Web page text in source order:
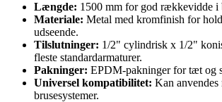
Længde: 1500 mm for god rækkevidde i
Materiale: Metal med kromfinish for
udseende.
Tilslutninger: 1/2" cylindrisk x 1/2"
fleste standardarmaturer.
Pakninger: EPDM-pakninger for tæt og
Universel kompatibilitet: Kan anvendes
brusesystemer.